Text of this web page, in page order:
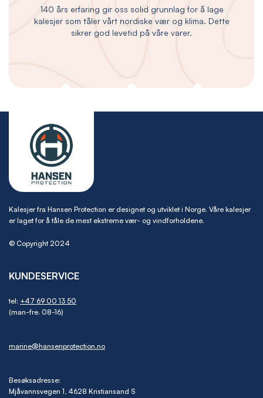
140 års erfaring gir oss solid grunnlag for å lage
kalesjer som tåler vårt nordiske vær og klima. Dette
sikrer god levetid på våre varer.
Kalesjer fra Hansen Protection er designet og utviklet i Norge. Våre kalesjer
er laget for å tåle de mest ekstreme vær- og vindforholdene.
© Copyright 2024
KUNDESERVICE
tel: +47 69 00 13 50
(man-fre. 08-16)
marine@hansenprotection.no
Besøksadresse:
Mjåvannsvegen 1, 4628 Kristiansand S